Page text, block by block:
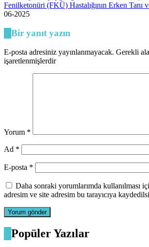
Fenilketonüri (FKÜ) Hastalığının Erken Tanı
06-2025
Bir yanıt yazın
E-posta adresiniz yayınlanmayacak. Gerekli
işaretlenmişlerdir
Yorum *
Ad *
E-posta *
Daha sonraki yorumlarımda kullanılması
adresim ve site adresim bu tarayıcıya
Popüler Yazılar